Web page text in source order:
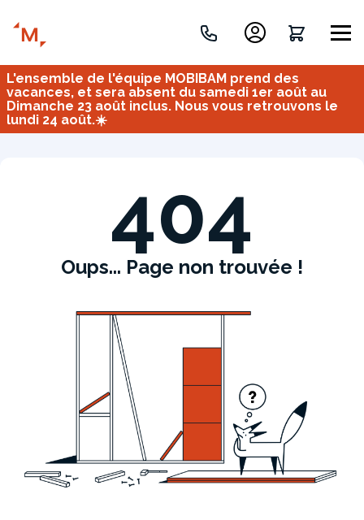
Tous Bureau
Meuble tv Dressing
Créez votre projet de A à Z
L'ensemble de l'équipe MOBIBAM prend des
vacances, et sera absent du samedi 1er août au
Dimanche 23 août inclus. Nous vous retrouvons le
lundi 24 août.☀️
404
Oups... Page non trouvée !